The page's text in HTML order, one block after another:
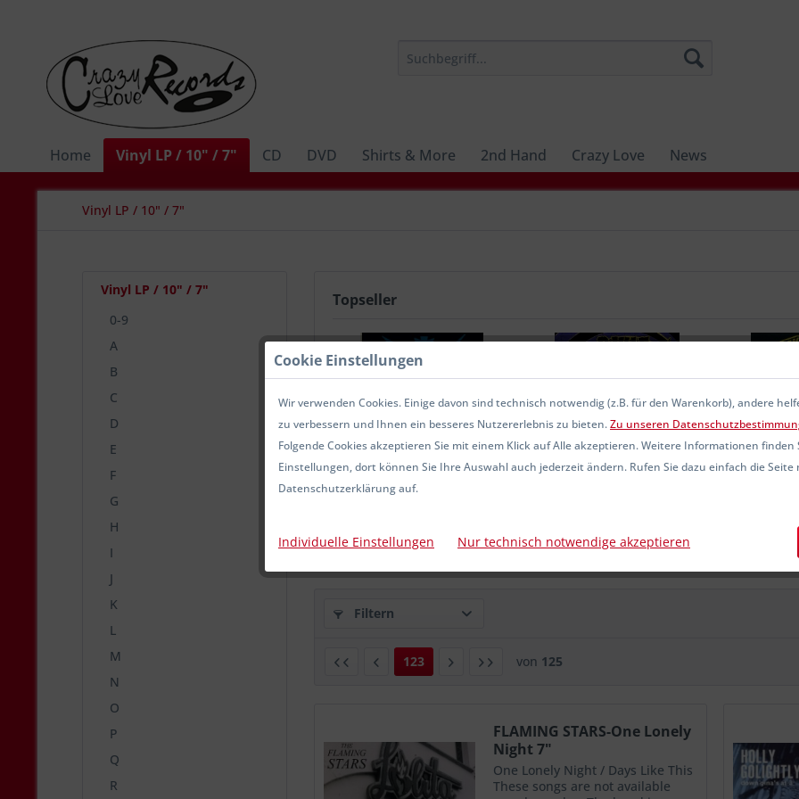
Home Vinyl LP / 10" / 7" CD DVD Shirts & More 2nd Hand Crazy Love News
Vinyl LP / 10" / 7"
Vinyl LP / 10" / 7"
0-9
A
B
C
D
E
F
G
H
I
J
K
L
M
N
O
P
Q
R
Topseller
TIPP!
CELTIX - So Nice To Be
Wicked LP
BLUE ROCKIN' - Back To
Filtern
123 von 125
FLAMING STARS-One Lonely
Night 7"
One Lonely Night / Days Like This
These songs are not available
Cookie Einstellungen
Wir verwenden Cookies. Einige davon sind technisch notwendig (z.B. für den Warenkorb), andere
zu verbessern und Ihnen ein besseres Nutzererlebnis zu bieten.Zu unseren
Folgende Cookies akzeptieren Sie mit einem Klick auf Alle akzeptieren. Weitere Informationen finden
Einstellungen, dort können Sie Ihre Auswahl auch jederzeit ändern. Rufen Sie dazu einfach die Seite
Datenschutzerklärung auf.
Individuelle Einstellungen Nur technisch notwendige akzeptieren